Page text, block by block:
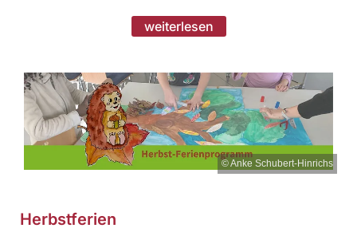
weiterlesen
© Anke Schubert-Hinrichs
Herbstferien